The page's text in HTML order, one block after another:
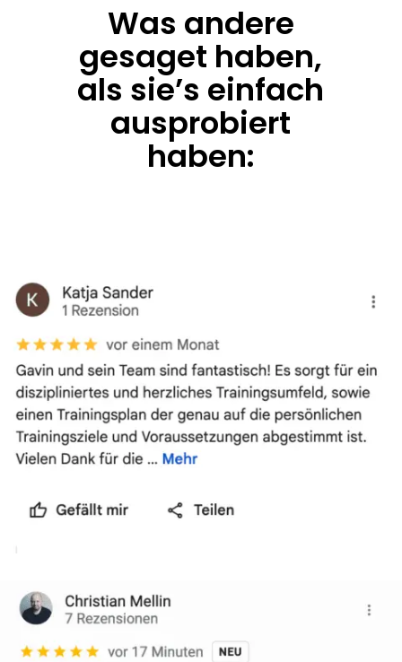
Was andere
gesaget haben,
als sie’s einfach
ausprobiert
haben: